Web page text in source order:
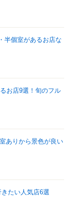
半個室があるお店な
お店9選！旬のフル
ありから景色が良い
たい人気店6選